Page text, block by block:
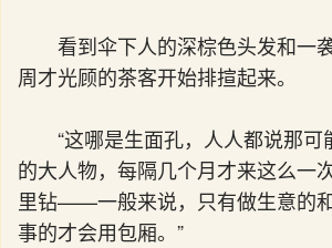
看到伞下人的深棕色头发和一
周才光顾的茶客开始排揎起来。
“这哪是生面孔，人人都说那
的大人物，每隔几个月才来这么一
里钻——一般来说，只有做生意的
事的才会用包厢。”